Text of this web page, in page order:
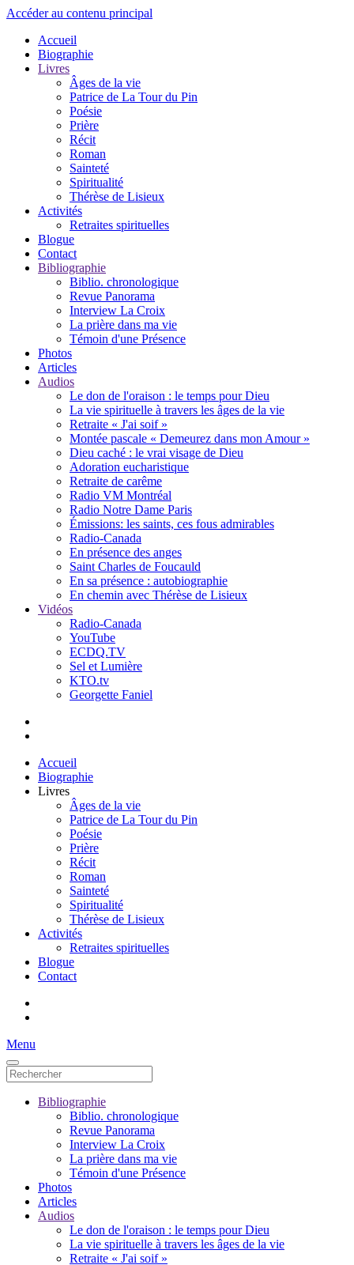
Accéder au contenu principal
Accueil
Biographie
Livres
Âges de la vie
Patrice de La Tour du Pin
Poésie
Prière
Récit
Roman
Sainteté
Spiritualité
Thérèse de Lisieux
Activités
Retraites spirituelles
Blogue
Contact
Bibliographie
Biblio. chronologique
Revue Panorama
Interview La Croix
La prière dans ma vie
Témoin d'une Présence
Photos
Articles
Audios
Le don de l'oraison : le temps pour Dieu
La vie spirituelle à travers les âges de la vie
Retraite « J'ai soif »
Montée pascale « Demeurez dans mon Amour »
Dieu caché : le vrai visage de Dieu
Adoration eucharistique
Retraite de carême
Radio VM Montréal
Radio Notre Dame Paris
Émissions: les saints, ces fous admirables
Radio-Canada
En présence des anges
Saint Charles de Foucauld
En sa présence : autobiographie
En chemin avec Thérèse de Lisieux
Vidéos
Radio-Canada
YouTube
ECDQ.TV
Sel et Lumière
KTO.tv
Georgette Faniel
Accueil
Biographie
Livres
Âges de la vie
Patrice de La Tour du Pin
Poésie
Prière
Récit
Roman
Sainteté
Spiritualité
Thérèse de Lisieux
Activités
Retraites spirituelles
Blogue
Contact
Menu
Bibliographie
Biblio. chronologique
Revue Panorama
Interview La Croix
La prière dans ma vie
Témoin d'une Présence
Photos
Articles
Audios
Le don de l'oraison : le temps pour Dieu
La vie spirituelle à travers les âges de la vie
Retraite « J'ai soif »